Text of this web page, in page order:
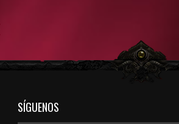
SÍGUENOS